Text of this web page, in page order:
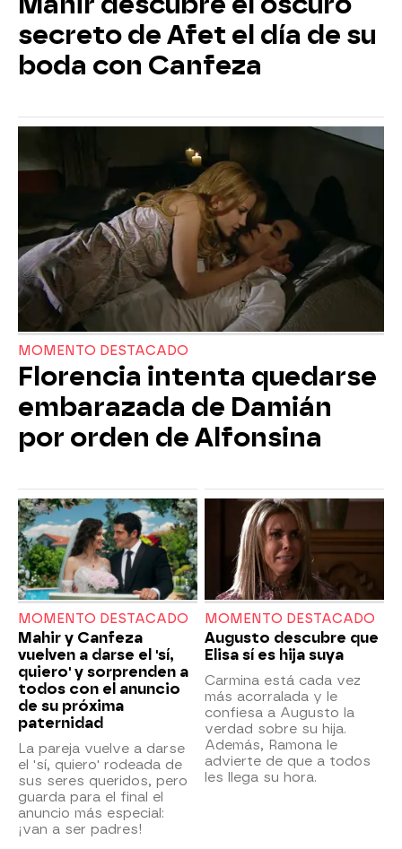
secreto de Afet el día de su
boda con Canfeza
MOMENTO DESTACADO
Florencia intenta quedarse
embarazada de Damián
por orden de Alfonsina
MOMENTO DESTACADO
Mahir y Canfeza
vuelven a darse el 'sí,
quiero' y sorprenden a
todos con el anuncio
de su próxima
paternidad
La pareja vuelve a darse
el 'sí, quiero' rodeada de
sus seres queridos, pero
guarda para el final el
anuncio más especial:
¡van a ser padres!
MOMENTO DESTACADO
Augusto descubre que
Elisa sí es hija suya
Carmina está cada vez
más acorralada y le
confiesa a Augusto la
verdad sobre su hija.
Además, Ramona le
advierte de que a todos
les llega su hora.